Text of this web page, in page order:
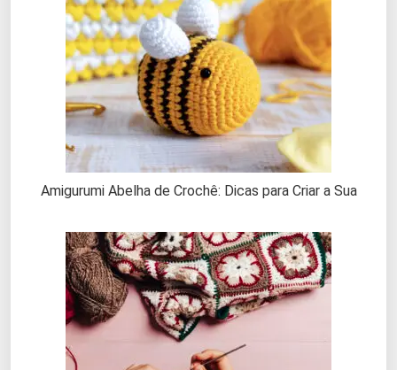
Amigurumi Abelha de Crochê: Dicas para Criar a Sua